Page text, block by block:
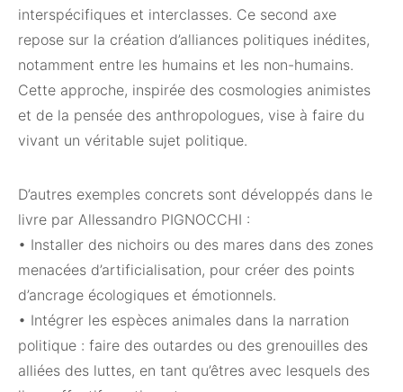
interspécifiques et interclasses. Ce second axe
repose sur la création d’alliances politiques inédites,
notamment entre les humains et les non-humains.
Cette approche, inspirée des cosmologies animistes
et de la pensée des anthropologues, vise à faire du
vivant un véritable sujet politique.
D’autres exemples concrets sont développés dans le
livre par Allessandro PIGNOCCHI :
• Installer des nichoirs ou des mares dans des zones
menacées d’artificialisation, pour créer des points
d’ancrage écologiques et émotionnels.
• Intégrer les espèces animales dans la narration
politique : faire des outardes ou des grenouilles des
alliées des luttes, en tant qu’êtres avec lesquels des